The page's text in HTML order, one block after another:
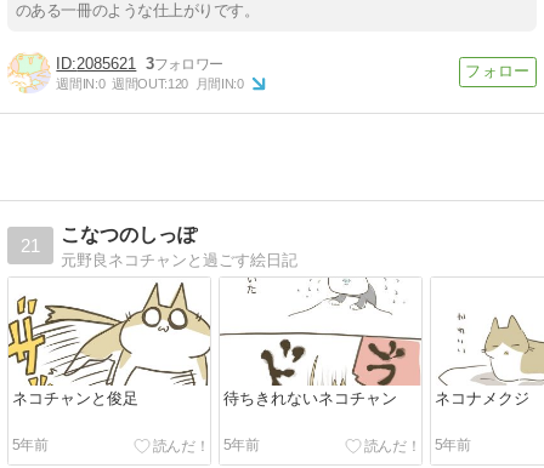
のある一冊のような仕上がりです。
2085621 3
週間IN:0 週間OUT:120 月間IN:0
21
こなつのしっぽ
元野良ネコチャンと過ごす絵日記
ネコチャンと俊足
5年前
待ちきれないネコチャン
5年前
ネコナメクジ
5年前